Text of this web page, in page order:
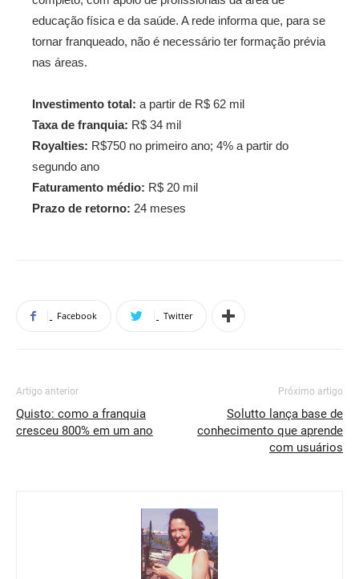
educação física e da saúde. A rede informa que, para se
tornar franqueado, não é necessário ter formação prévia
nas áreas.
Investimento total: a partir de R$ 62 mil
Taxa de franquia: R$ 34 mil
Royalties: R$750 no primeiro ano; 4% a partir do
segundo ano
Faturamento médio: R$ 20 mil
Prazo de retorno: 24 meses
Facebook Twitter
Artigo anterior
Quisto: como a franquia
cresceu 800% em um ano
Próximo artigo
Solutto lança base de
conhecimento que aprende
com usuários